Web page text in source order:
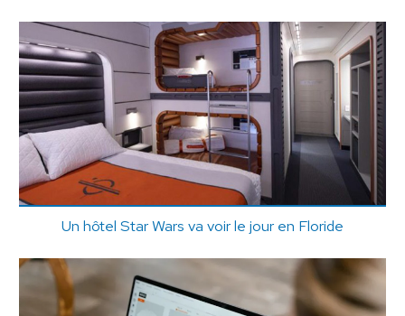
Un hôtel Star Wars va voir le jour en Floride